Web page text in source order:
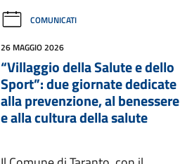
COMUNICATI
26 MAGGIO 2026
“Villaggio della Salute e dello
Sport”: due giornate dedicate
alla prevenzione, al benessere
e alla cultura della salute